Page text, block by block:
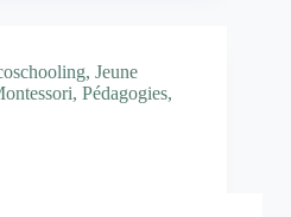
, Jeune
, Pédagogies,